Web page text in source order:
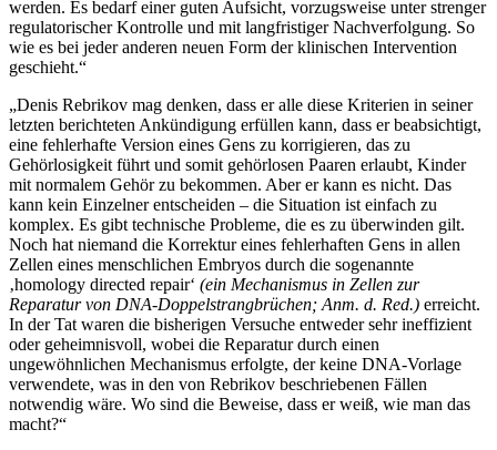
werden. Es bedarf einer guten Aufsicht, vorzugsweise unter strenger
regulatorischer Kontrolle und mit langfristiger Nachverfolgung. So
wie es bei jeder anderen neuen Form der klinischen Intervention
geschieht.“
„Denis Rebrikov mag denken, dass er alle diese Kriterien in seiner
letzten berichteten Ankündigung erfüllen kann, dass er beabsichtigt,
eine fehlerhafte Version eines Gens zu korrigieren, das zu
Gehörlosigkeit führt und somit gehörlosen Paaren erlaubt, Kinder
mit normalem Gehör zu bekommen. Aber er kann es nicht. Das
kann kein Einzelner entscheiden – die Situation ist einfach zu
komplex. Es gibt technische Probleme, die es zu überwinden gilt.
Noch hat niemand die Korrektur eines fehlerhaften Gens in allen
Zellen eines menschlichen Embryos durch die sogenannte
‚homology directed repair‘ (ein Mechanismus in Zellen zur
Reparatur von DNA-Doppelstrangbrüchen; Anm. d. Red.) erreicht.
In der Tat waren die bisherigen Versuche entweder sehr ineffizient
oder geheimnisvoll, wobei die Reparatur durch einen
ungewöhnlichen Mechanismus erfolgte, der keine DNA-Vorlage
verwendete, was in den von Rebrikov beschriebenen Fällen
notwendig wäre. Wo sind die Beweise, dass er weiß, wie man das
macht?“